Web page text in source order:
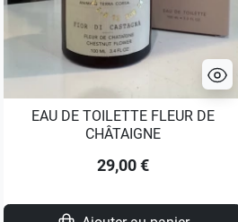
EAU DE TOILETTE FLEUR DE
CHÂTAIGNE
29,00 €